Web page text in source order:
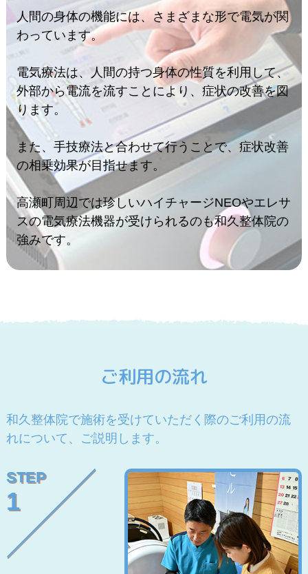
人間の身体の機能には、さまざまな形で電気が関
わっています。
電気療法は、人間の持つ身体の性質を利用して、
外部から電流を流すことにより、症状の改善を図
ります。
また、手技療法と合わせて行うことで、症状改善
の相乗効果が目指せます。
高瀬町周辺では珍しいハイチャージNEOやエレサ
スの電気療法機器が受けられるのも和久整体院の
強みです。
ご利用の流れ
和久整体院で施術を受けていただく際のご利用の流
れについて、ご説明します。
STEP
1